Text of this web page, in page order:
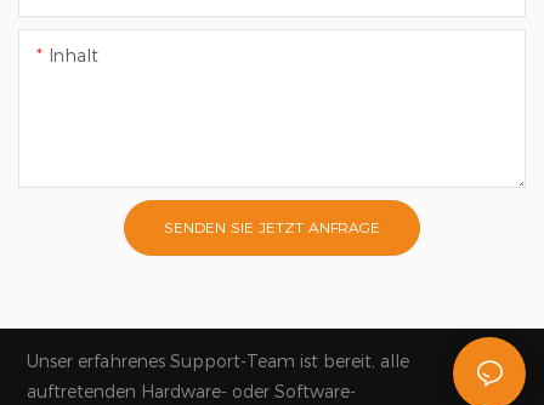
Inhalt
SENDEN SIE JETZT ANFRAGE
Unser erfahrenes Support-Team ist bereit, alle
auftretenden Hardware- oder Software-